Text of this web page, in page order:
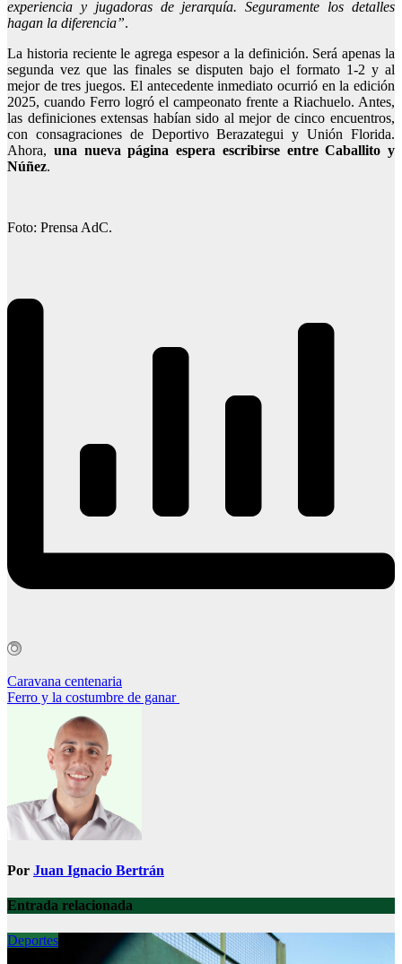
experiencia y jugadoras de jerarquía. Seguramente los detalles
hagan la diferencia”.
La historia reciente le agrega espesor a la definición. Será apenas la
segunda vez que las finales se disputen bajo el formato 1-2 y al
mejor de tres juegos. El antecedente inmediato ocurrió en la edición
2025, cuando Ferro logró el campeonato frente a Riachuelo. Antes,
las definiciones extensas habían sido al mejor de cinco encuentros,
con consagraciones de Deportivo Berazategui y Unión Florida.
Ahora, una nueva página espera escribirse entre Caballito y
Núñez.
Foto: Prensa AdC.
Navegación
de
entradas
Caravana centenaria
Ferro y la costumbre de ganar
Por Juan Ignacio Bertrán
Entrada relacionada
Deportes